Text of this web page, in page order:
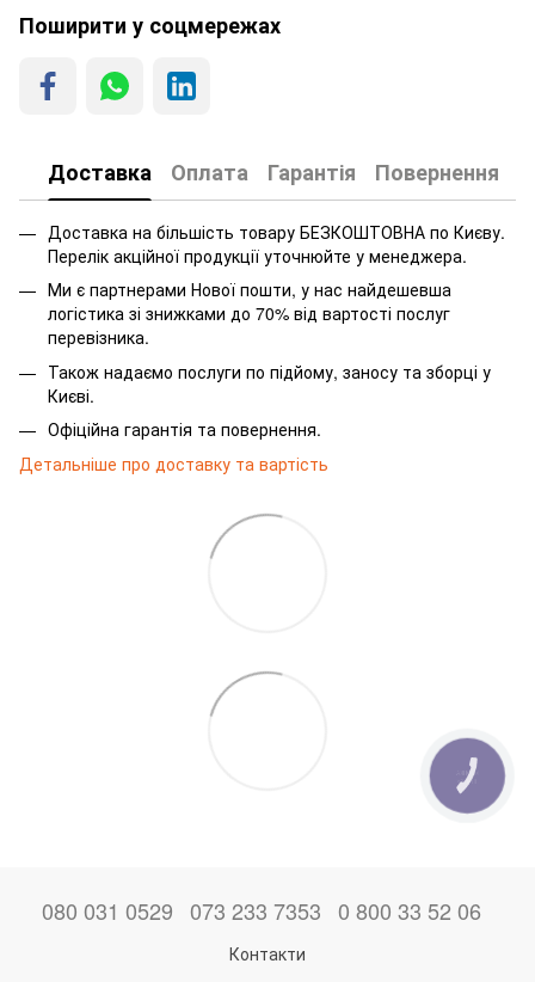
Поширити у соцмережах
Доставка Оплата Гарантія Повернення
Доставка на більшість товару БЕЗКОШТОВНА по Києву.
Перелік акційної продукції уточнюйте у менеджера.
Ми є партнерами Нової пошти, у нас найдешевша
логістика зі знижками до 70% від вартості послуг
перевізника.
Також надаємо послуги по підйому, заносу та зборці у
Києві.
Офіційна гарантія та повернення.
Детальніше про доставку та вартість
080 031 0529 073 233 7353 0 800 33 52 06
Контакти
КНОПКА
ЗВ'ЯЗКУ